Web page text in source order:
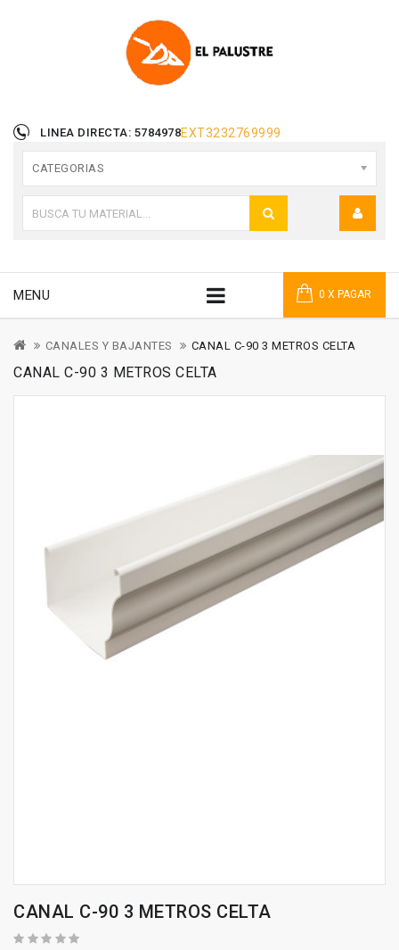
LINEA DIRECTA: 5784978EXT3232769999
CATEGORIAS
0 X PAGAR
MENU
CANALES Y BAJANTES CANAL C-90 3 METROS CELTA
CANAL C-90 3 METROS CELTA
CANAL C-90 3 METROS CELTA